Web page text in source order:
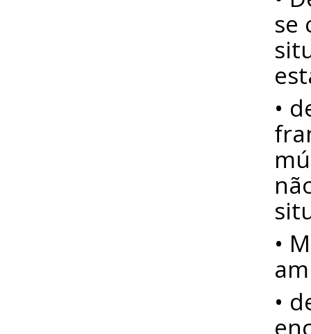
se
•
•
•